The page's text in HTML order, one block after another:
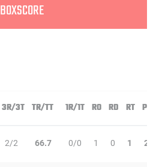
BOXSCORE
3R/3T TR/TT 1R/1T RO RD RT PD
2/2 66.7 0/0 1 0 1 2